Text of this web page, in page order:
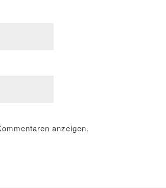
anzeigen.